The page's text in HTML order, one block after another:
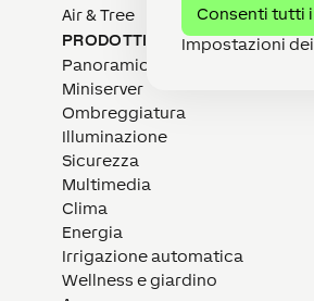
Consenti tutti
Impostazioni
Air & Tree
PRODOTTI
Panoramica
Miniserver
Ombreggiatura
Illuminazione
Sicurezza
Multimedia
Clima
Energia
Irrigazione automatica
Wellness e giardino